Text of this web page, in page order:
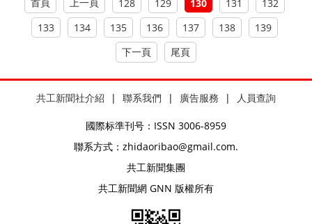
128 129 130 131
132
133
134 135 136 137 138
139
下一頁
尾頁
共工新聞社介紹 | 聯系我們 | 廣告服務 | 人員查詢
國際标準刊号：ISSN 3006-8959
聯系方式：zhidaoribao@gmail.com.
共工新聞集團
共工新聞網 GNN 版權所有